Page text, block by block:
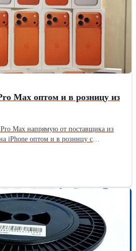
Max оптом и в розницу из
Max напрямую от поставщика из
iPhone оптом и в розницу с
Официальная гарантия
адресная доставка под ключ ✔️
в стоимость - никаких
для верификации устройства и